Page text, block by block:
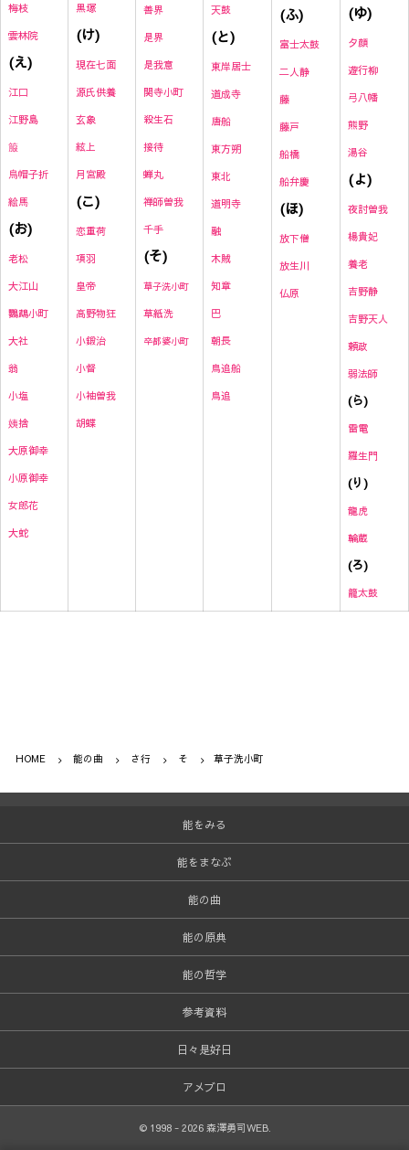
梅枝
雲林院
(え)
江口
江野島
箙
烏帽子折
絵馬
(お)
老松
大江山
鸚鵡小町
大社
翁
小塩
姨捨
大原御幸
小原御幸
女郎花
大蛇
黒塚
(け)
現在七面
源氏供養
玄象
絃上
月宮殿
(こ)
恋重荷
項羽
皇帝
高野物狂
小鍛治
小督
小袖曽我
胡蝶
善界
是界
是我意
関寺小町
殺生石
接待
蝉丸
禅師曽我
千手
(そ)
草子洗小町
草紙洗
卒都婆小町
天鼓
(と)
東岸居士
道成寺
唐船
東方朔
東北
道明寺
融
木賊
知章
巴
朝長
鳥追船
鳥追
(ふ)
富士太鼓
二人静
藤
藤戸
船橋
船弁慶
(ほ)
放下僧
放生川
仏原
(ゆ)
夕顔
遊行柳
弓八幡
熊野
湯谷
(よ)
夜討曽我
楊貴妃
養老
吉野静
吉野天人
頼政
弱法師
(ら)
雷電
羅生門
(り)
龍虎
輪蔵
(ろ)
籠太鼓
HOME 能の曲 さ行 そ 草子洗小町
能をみる
能をまなぶ
能の曲
能の原典
能の哲学
参考資料
日々是好日
アメブロ
© 1998 - 2026 森澤勇司WEB.